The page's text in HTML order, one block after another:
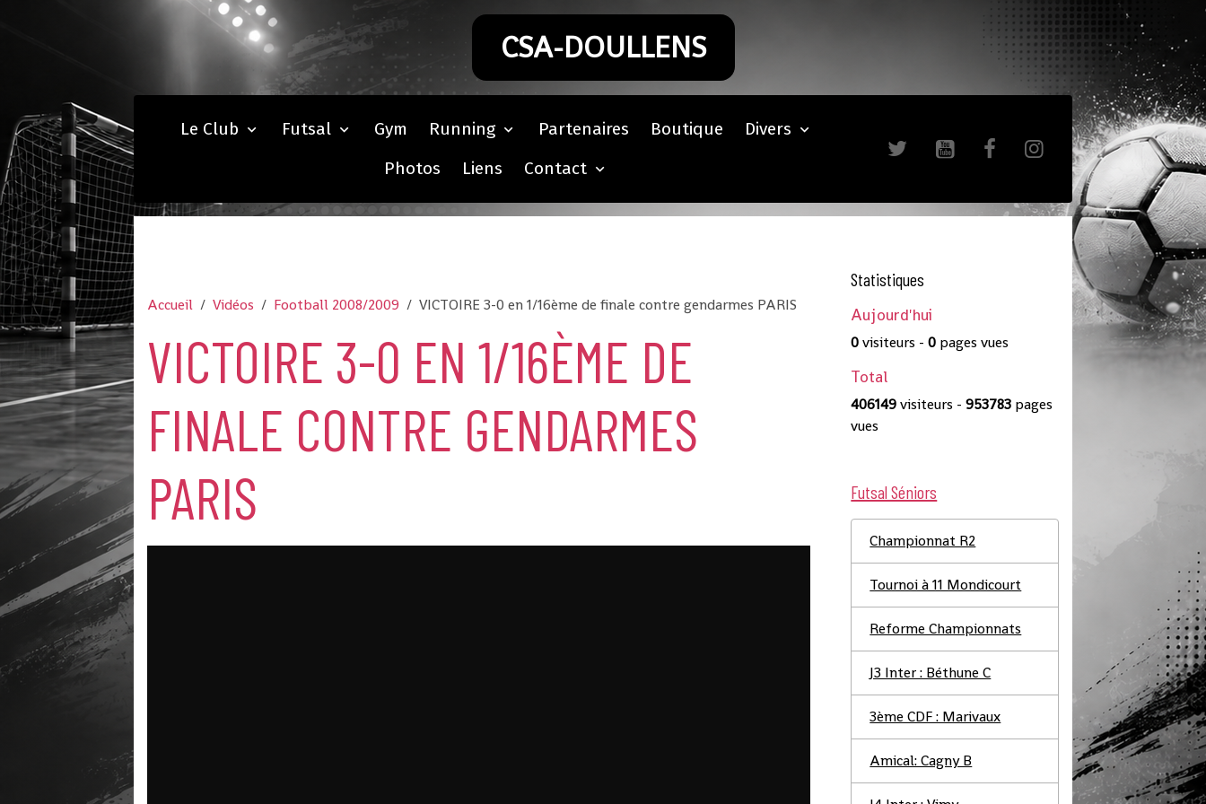
CSA-DOULLENS
Le Club Futsal Gym Running Partenaires Boutique
Divers
Photos
Liens Contact
Accueil Vidéos Football 2008/2009 VICTOIRE 3-0 en 1/16ème de finale contre gendarmes PARIS
VICTOIRE 3-0 EN 1/16ÈME DE
FINALE CONTRE GENDARMES
PARIS
Statistiques
Aujourd'hui
0visiteurs -0 pages vues
Total
406149visiteurs -953783 pages
vues
Futsal Séniors
Championnat R2
Tournoi à 11 Mondicourt
Reforme Championnats
J3 Inter : Béthune C
3ème CDF : Marivaux
Amical: Cagny B